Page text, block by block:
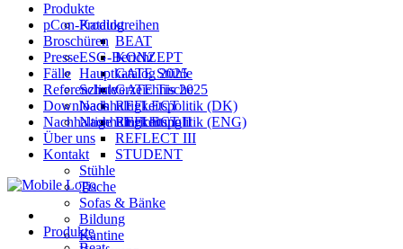
Produkte
Produktreihen
BEAT
KONZEPT
GATE Stühle
GATE Tische
REFLECT
REFLECT II
REFLECT III
STUDENT
Stühle
Tische
Sofas & Bänke
Bildung
Kantine
pCon-Katalog
Broschüren
ESG-Bericht
Hauptkatalog 2025
Schulverzeichnis 2025
Nachhaltigkeitspolitik (DK)
Nachhaltigkeitspolitik (ENG)
Presse
Fälle
Referenzliste
Downloads
Nachhaltige Einrichtung
Über uns
Kontakt
Produkte